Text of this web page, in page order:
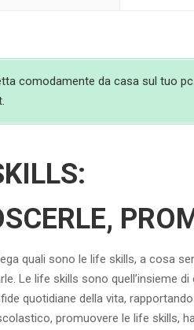
comodamente da casa sul tuo
quali sono le life skills, a cosa
Le life skills sono quell’insieme
quotidiane della vita,
promuovere le life skills,